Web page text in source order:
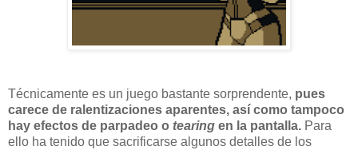
Técnicamente es un juego bastante sorprendente, pues
carece de ralentizaciones aparentes, así como tampoco
hay efectos de parpadeo o tearing en la pantalla. Para
ello ha tenido que sacrificarse algunos detalles de los